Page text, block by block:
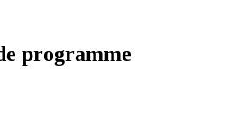
programme